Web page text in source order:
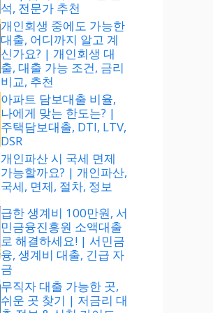
석, 전문가 추천
개인회생 중에도 가능한
대출, 어디까지 알고 계
신가요? | 개인회생 대
출, 대출 가능 조건, 금리
비교, 추천
아파트 담보대출 비율,
나에게 맞는 한도는? |
주택담보대출, DTI, LTV,
DSR
개인파산 시 국세 면제
가능할까요? | 개인파산,
국세, 면제, 절차, 정보
급한 생계비 100만원, 서
민금융진흥원 소액대출
로 해결하세요! | 서민금
융, 생계비 대출, 긴급 자
금
무직자 대출 가능한 곳,
쉬운 곳 찾기 | 저금리 대